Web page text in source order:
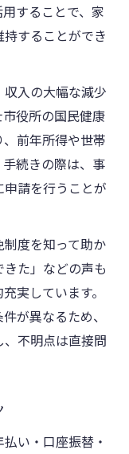
することで、家
することができ
入の大幅な減少
役所の国民健康
前年所得や世帯
続きの際は、事
請を行うことが
度を知って助か
た」などの声も
実しています。
が異なるため、
不明点は直接問
い・口座振替・